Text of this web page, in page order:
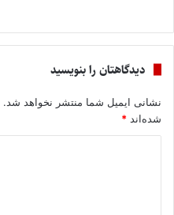
دیدگاهتان را بنویسید
نشانی ایمیل شما منتشر نخواهد شد.
شده‌اند *